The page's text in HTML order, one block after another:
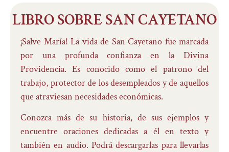
LIBRO SOBRE SAN CAYETANO
¡Salve María! La vida de San Cayetano fue marcada
por una profunda confianza en la Divina
Providencia. Es conocido como el patrono del
trabajo, protector de los desempleados y de aquellos
que atraviesan necesidades económicas.
Conozca más de su historia, de sus ejemplos y
encuentre oraciones dedicadas a él en texto y
también en audio. Podrá descargarlas para llevarlas